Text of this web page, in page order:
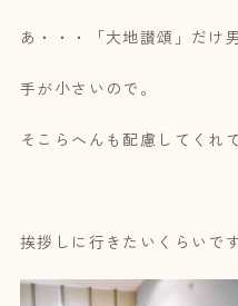
あ・・・「大地讃頌」だけ
手が小さいので。
そこらへんも配慮してくれ
挨拶しに行きたいくらいです